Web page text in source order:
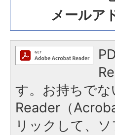
メールア
す。お持ちで
Reader（
リックして、